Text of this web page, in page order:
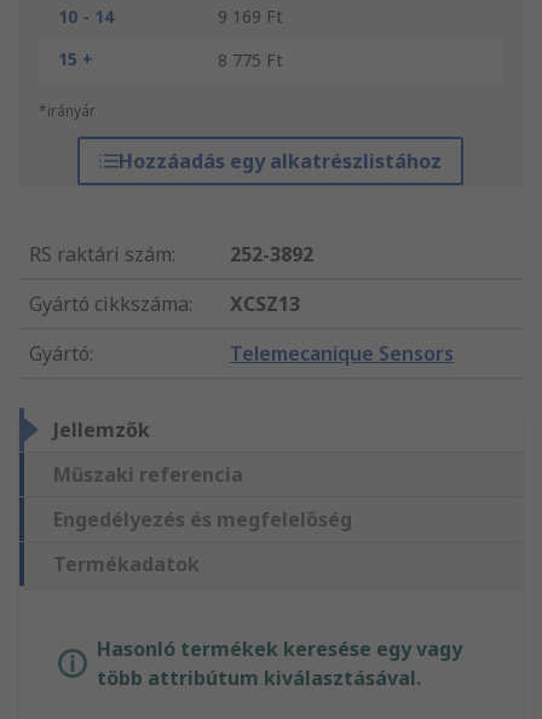
10 - 14
9 169 Ft
15 +
8 775 Ft
*irányár
Hozzáadás egy alkatrészlistához
RS raktári szám:
252-3892
Gyártó cikkszáma:
XCSZ13
Gyártó: Telemecanique Sensors
Jellemzők
Műszaki referencia
Engedélyezés és megfelelőség
Termékadatok
Hasonló termékek keresése egy vagy
több attribútum kiválasztásával.